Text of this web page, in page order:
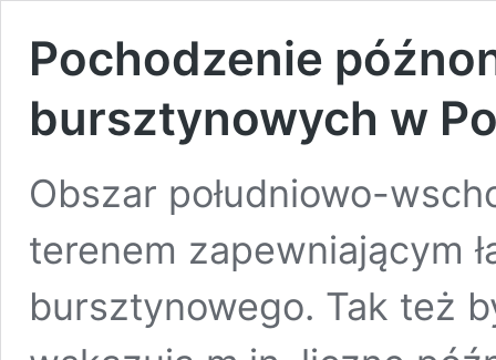
Pochodzenie
bursztynowych w
Obszar południowo-
terenem zapewniającym
bursztynowego. Tak też